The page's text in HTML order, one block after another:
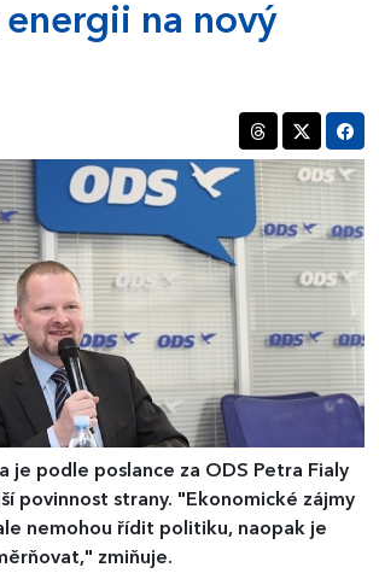
energii na nový
je podle poslance za ODS Petra Fialy
povinnost strany. "Ekonomické zájmy
nemohou řídit politiku, naopak je
zmiňuje.